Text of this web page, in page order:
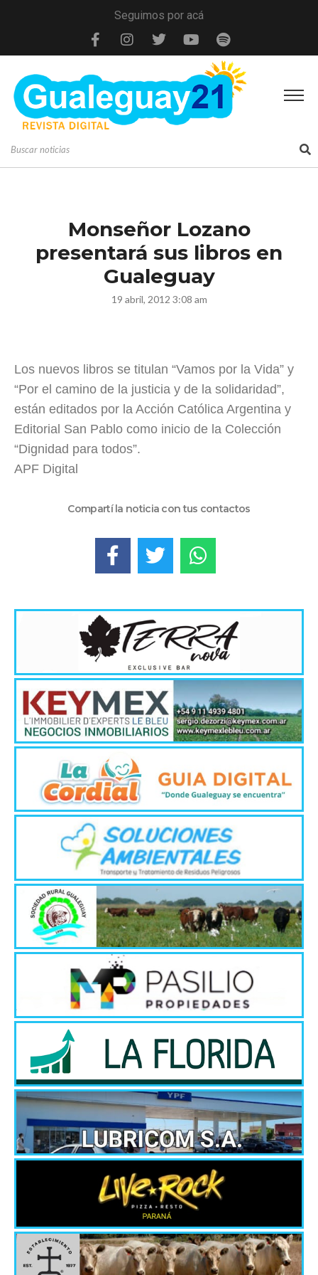
Seguimos por acá
Monseñor Lozano
presentará sus libros en
Gualeguay
19 abril, 2012 3:08 am
Los nuevos libros se titulan “Vamos por la Vida” y
“Por el camino de la justicia y de la solidaridad”,
están editados por la Acción Católica Argentina y
Editorial San Pablo como inicio de la Colección
“Dignidad para todos”.
APF Digital
Compartí la noticia con tus contactos